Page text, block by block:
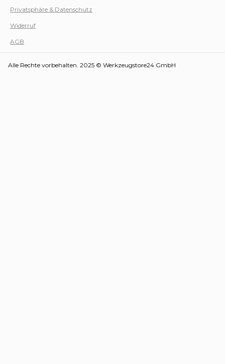
Privatsphäre & Datenschutz
Widerruf
AGB
Alle Rechte vorbehalten. 2025 © Werkzeugstore24 GmbH